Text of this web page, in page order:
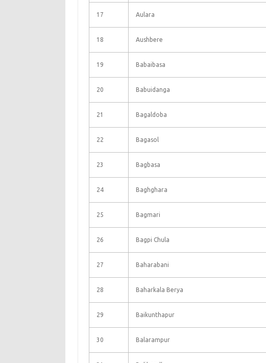
17 Aulara
18 Aushbere
19 Babaibasa
20 Babuidanga
21 Bagaldoba
22 Bagasol
23 Bagbasa
24 Baghghara
25 Bagmari
26 Bagpi Chula
27 Baharabani
28 Baharkala Berya
29 Baikunthapur
30 Balarampur